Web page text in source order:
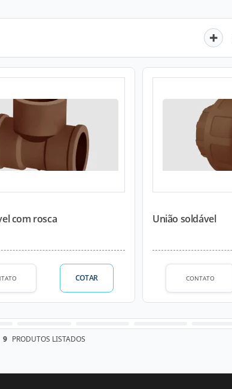
com rosca
COTAR
União soldável
CONTATO
9 PRODUTOS LISTADOS